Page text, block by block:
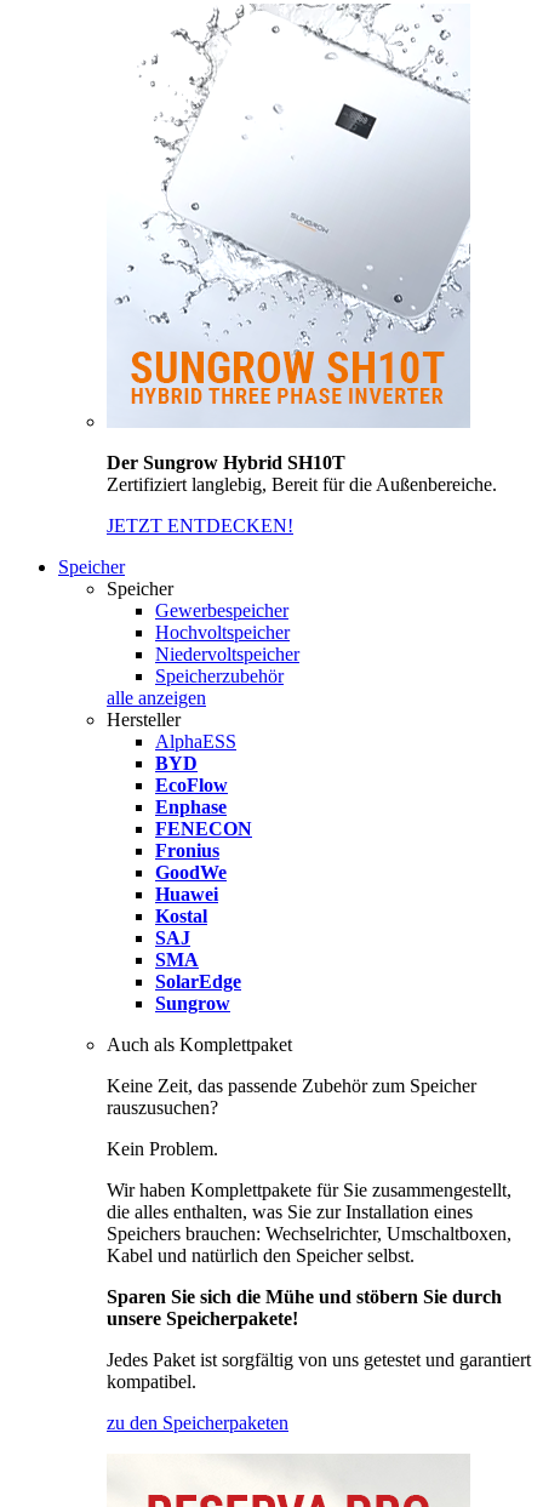
Der Sungrow Hybrid SH10T
Zertifiziert langlebig, Bereit für die Außenbereiche.
JETZT ENTDECKEN!
Speicher
Speicher
Gewerbespeicher
Hochvoltspeicher
Niedervoltspeicher
Speicherzubehör
alle anzeigen
Hersteller
AlphaESS
BYD
EcoFlow
Enphase
FENECON
Fronius
GoodWe
Huawei
Kostal
SAJ
SMA
SolarEdge
Sungrow
Auch als Komplettpaket
Keine Zeit, das passende Zubehör zum Speicher
rauszusuchen?
Kein Problem.
Wir haben Komplettpakete für Sie zusammengestellt,
die alles enthalten, was Sie zur Installation eines
Speichers brauchen: Wechselrichter, Umschaltboxen,
Kabel und natürlich den Speicher selbst.
Sparen Sie sich die Mühe und stöbern Sie durch
unsere Speicherpakete!
Jedes Paket ist sorgfältig von uns getestet und garantiert
kompatibel.
zu den Speicherpaketen